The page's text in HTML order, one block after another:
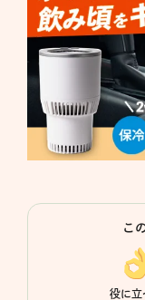
こ
役に立